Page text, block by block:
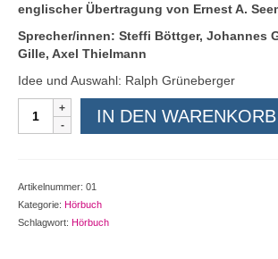
englischer Übertragung von Ernest A.
Sprecher/innen: Steffi Böttger, Johannes
Gille, Axel Thielmann
Idee und Auswahl: Ralph Grüneberger
Joachim
Ringelnatz
IN DEN WARENKORB
Artikelnummer: 01
Kategorie: Hörbuch
Schlagwort: Hörbuch